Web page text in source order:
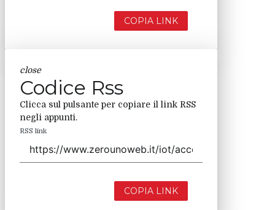
COPIA LINK
close
Codice Rss
Clicca sul pulsante per copiare il link RSS
negli appunti.
RSS link
COPIA LINK